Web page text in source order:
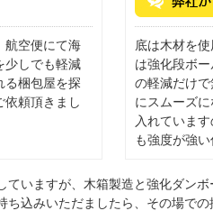
航空便にて海
少しでも軽減
る梱包屋を探
依頼頂きまし
底は木材を
は強化段ボ
の軽減だけ
にスムーズ
入れていま
も強度が強
ていますが、木箱製造と強化ダン
ち込みいただましたら、その場で